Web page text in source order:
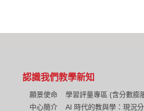
認識我們
願景使命
中心簡介
教學新知
學習評量專區 (含分數膨
AI 時代的教與學：現況